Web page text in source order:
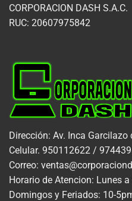
CORPORACION DASH S.A.C.
RUC: 20607975842
Dirección: Av. Inca
Celular. 950112622 /
Correo:
Horario de Atencion: Lunes
Domingos y Feriados: 10-